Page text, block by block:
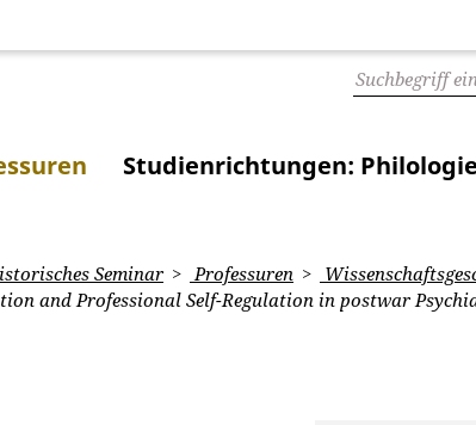
Studienrichtungen:
Seminar Professuren
and Professional Self-Regulation in postwar